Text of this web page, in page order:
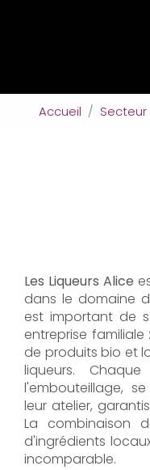
Accueil Secteur
Les Liqueurs Alice
dans le domaine
est important de
entreprise
de produits bio et
liqueurs.
l'embouteillage,
leur atelier,
La combinaison
d'ingrédients
incomparable.